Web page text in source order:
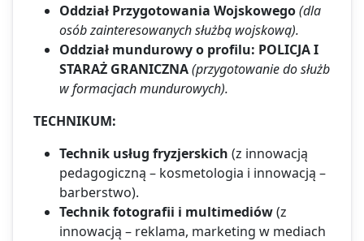
Oddział Przygotowania Wojskowego(dla
osób zainteresowanych służbą wojskową).
Oddział mundurowy o profilu: POLICJA I
STARAŻ GRANICZNA(przygotowanie do służb
w formacjach mundurowych).
TECHNIKUM:
Technik usług fryzjerskich (z innowacją
pedagogiczną – kosmetologia i innowacją –
barberstwo).
Technik fotografii i multimediów(z
innowacją – reklama, marketing w mediach